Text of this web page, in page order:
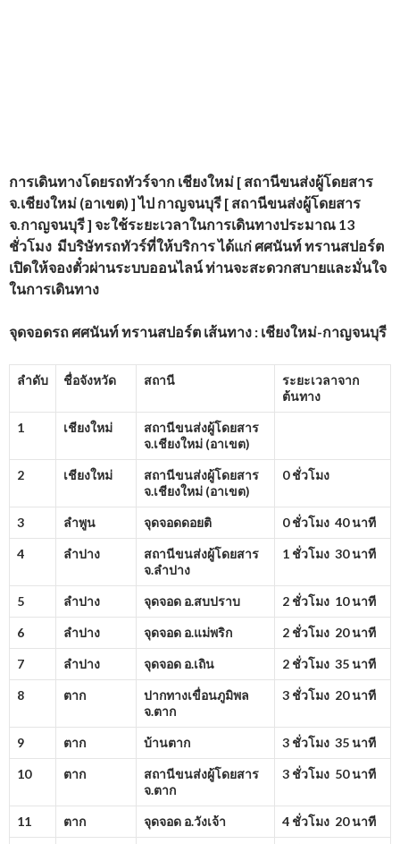
การเดินทางโดยรถทัวร์จาก เชียงใหม่ [ สถานีขนส่งผู้โดยสาร
จ.เชียงใหม่ (อาเขต) ] ไป กาญจนบุรี [ สถานีขนส่งผู้โดยสาร
จ.กาญจนบุรี ] จะใช้ระยะเวลาในการเดินทางประมาณ 13
ชั่วโมง มีบริษัทรถทัวร์ที่ให้บริการได้แก่ศศนันท์ ทรานสปอร์ต
เปิดให้จองตั๋วผ่านระบบออนไลน์ ท่านจะสะดวกสบายและมั่นใจ
ในการเดินทาง
จุดจอดรถ ศศนันท์ ทรานสปอร์ต เส้นทาง : เชียงใหม่-กาญจนบุรี
ลำดับ ชื่อจังหวัด สถานี
ระยะเวลาจาก
ต้นทาง
1 เชียงใหม่
สถานีขนส่งผู้โดยสาร
จ.เชียงใหม่ (อาเขต)
2 เชียงใหม่
สถานีขนส่งผู้โดยสาร
จ.เชียงใหม่ (อาเขต)
0 ชั่วโมง
3 ลำพูน จุดจอดดอยติ 0 ชั่วโมง 40 นาที
4 ลำปาง
สถานีขนส่งผู้โดยสาร
จ.ลำปาง
1 ชั่วโมง 30 นาที
5 ลำปาง จุดจอด อ.สบปราบ 2 ชั่วโมง 10 นาที
6 ลำปาง จุดจอด อ.แม่พริก 2 ชั่วโมง 20 นาที
7 ลำปาง จุดจอด อ.เถิน 2 ชั่วโมง 35 นาที
8 ตาก
ปากทางเขื่อนภูมิพล
จ.ตาก
3 ชั่วโมง 20 นาที
9 ตาก บ้านตาก 3 ชั่วโมง 35 นาที
10 ตาก
สถานีขนส่งผู้โดยสาร
จ.ตาก
3 ชั่วโมง 50 นาที
11 ตาก จุดจอด อ.วังเจ้า 4 ชั่วโมง 20 นาที